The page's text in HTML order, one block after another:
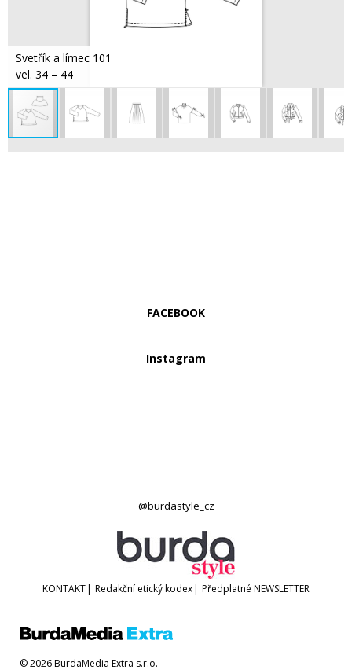
Svetřík a límec 101
vel. 34 – 44
FACEBOOK
Instagram
@burdastyle_cz
KONTAKT| Redakční etický kodex| Předplatné NEWSLETTER
© 2026 BurdaMedia Extra s.r.o.